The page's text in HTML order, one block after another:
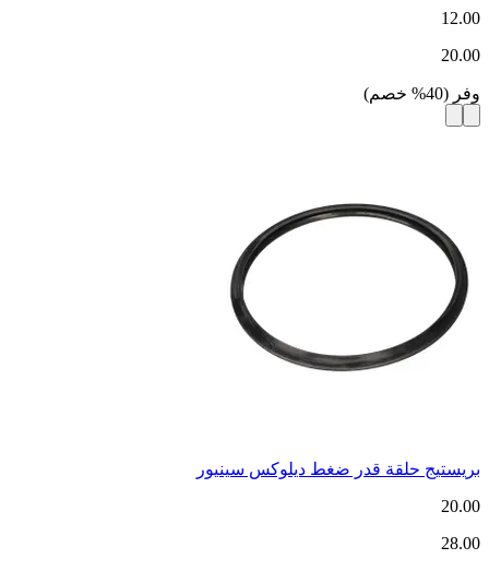
12.00
20.00
وفر (
40
% خصم)
بريستيج حلقة قدر ضغط ديلوكس سينيور
20.00
28.00